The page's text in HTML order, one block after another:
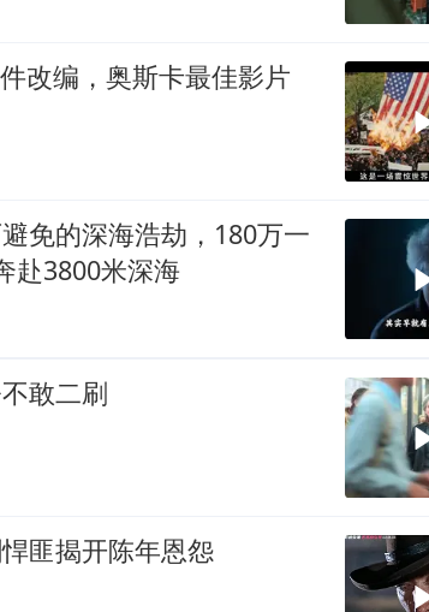
改编，奥斯卡最佳影片
免的深海浩劫，180万一
赴3800米深海
敢二刷
匪揭开陈年恩怨